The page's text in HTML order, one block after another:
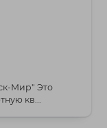
Это
кв...